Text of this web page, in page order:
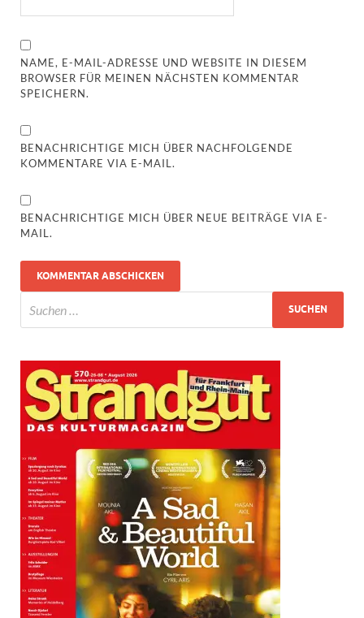
NAME, E-MAIL-ADRESSE UND WEBSITE IN DIESEM
BROWSER FÜR MEINEN NÄCHSTEN KOMMENTAR
SPEICHERN.
BENACHRICHTIGE MICH ÜBER NACHFOLGENDE
KOMMENTARE VIA E-MAIL.
BENACHRICHTIGE MICH ÜBER NEUE BEITRÄGE VIA E-
MAIL.